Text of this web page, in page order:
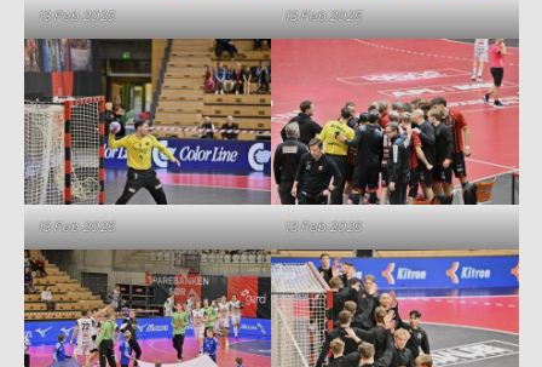
13 Feb 2025 13 Feb 2025
13 Feb 2025 13 Feb 2025